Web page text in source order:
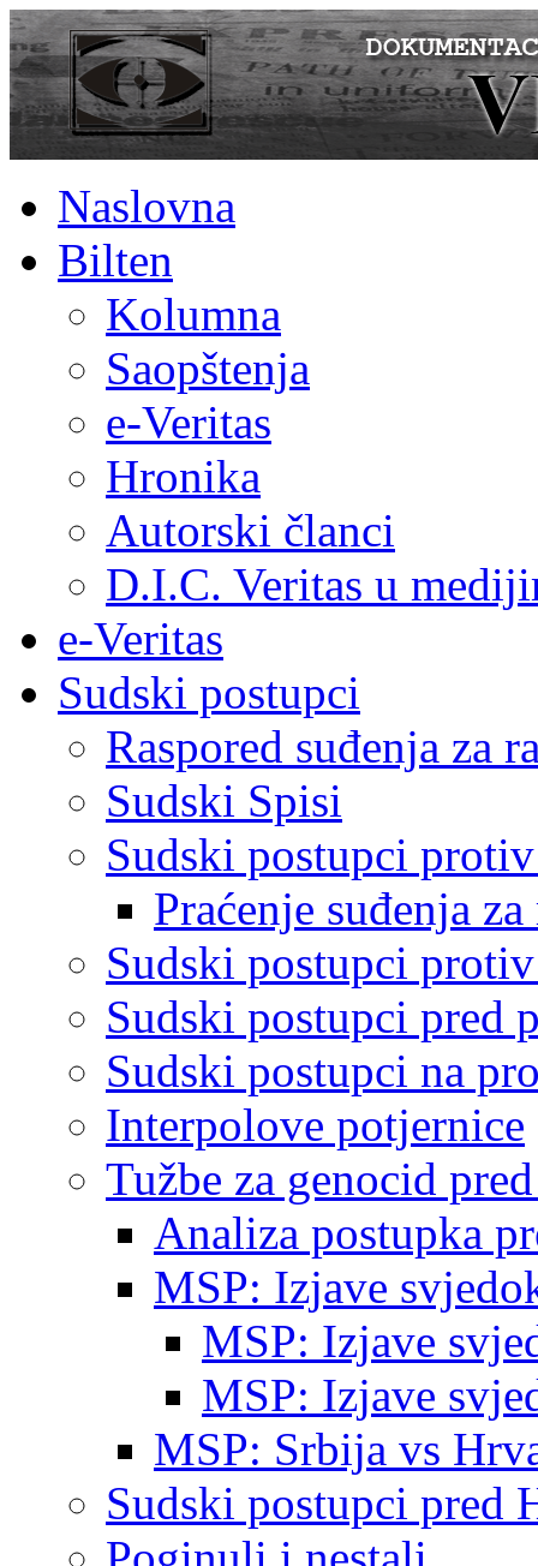
Naslovna
Bilten
Kolumna
Saopštenja
e-Veritas
Hronika
Autorski članci
D.I.C. Veritas u
e-Veritas
Sudski postupci
Raspored suđenja za
Sudski Spisi
Sudski postupci
Praćenje suđenja
Sudski postupci
Sudski postupci pred
Sudski postupci na
Interpolove potjernice
Tužbe za genocid
Analiza postupka
MSP: Izjave
MSP: Izjave
MSP: Izjave
MSP: Srbija vs
Sudski postupci pred